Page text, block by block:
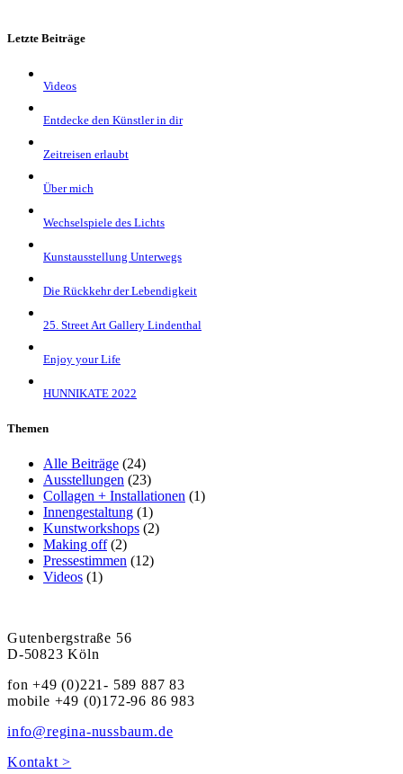
Letzte Beiträge
Videos
Entdecke den Künstler in dir
Zeitreisen erlaubt
Über mich
Wechselspiele des Lichts
Kunstausstellung Unterwegs
Die Rückkehr der Lebendigkeit
25. Street Art Gallery Lindenthal
Enjoy your Life
HUNNIKATE 2022
Themen
Alle Beiträge (24)
Ausstellungen (23)
Collagen + Installationen (1)
Innengestaltung (1)
Kunstworkshops (2)
Making off(2)
Pressestimmen (12)
Videos (1)
Gutenbergstraße 56
D-50823 Köln
fon +49 (0)221- 589 887 83
mobile +49 (0)172-96 86 983
info@regina-nussbaum.de
Kontakt >